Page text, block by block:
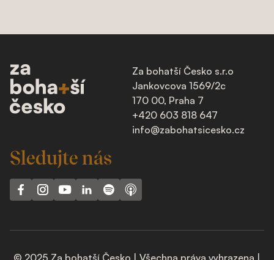
Za bohatší Česko s.r.o
Jankovcova 1569/2c
170 00, Praha 7
+420 603 818 647
info@zabohatsicesko.cz
Sledujte nás
© 2025 Za bohatší Česko | Všechna práva vyhrazena |